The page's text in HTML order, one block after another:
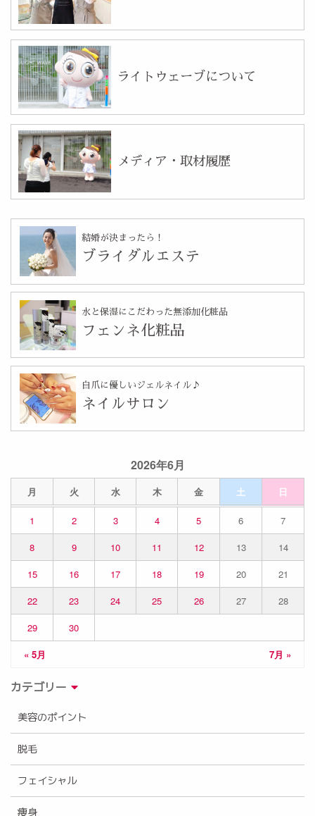
2026年6月
月 火 水 木 金 土 日
« 5月 7月 »
1 2 3 4 5 6
7
8
9 10 11 12 13
14
15
16 17 18 19 20
21
22
23 24 25 26 27
28
29
30
カテゴリー
美容のポイント
脱毛
フェイシャル
痩身
ライトウェーブについて
メディア・取材履歴
結婚が決まったら！
ブライダルエステ
水と保湿にこだわった無添加化粧品
フェンネ化粧品
自爪に優しいジェルネイル♪
ネイルサロン